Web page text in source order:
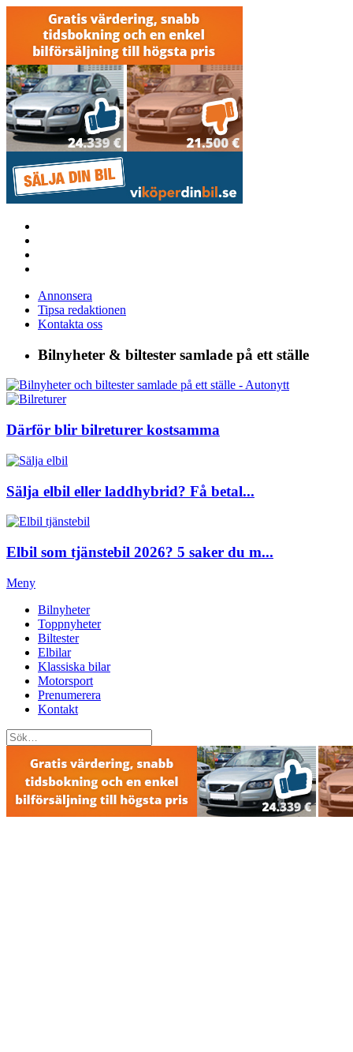
Annonsera
Tipsa redaktionen
Kontakta oss
Bilnyheter & biltester samlade på ett ställe
Därför blir bilreturer kostsamma
Sälja elbil eller laddhybrid? Få betal...
Elbil som tjänstebil 2026? 5 saker du m...
Meny
Bilnyheter
Toppnyheter
Biltester
Elbilar
Klassiska bilar
Motorsport
Prenumerera
Kontakt